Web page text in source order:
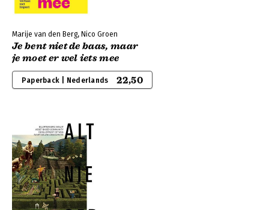
Marije van den Berg, Nico Groen
Je bent niet de baas, maar
je moet er wel iets mee
Paperback | Nederlands 22,50